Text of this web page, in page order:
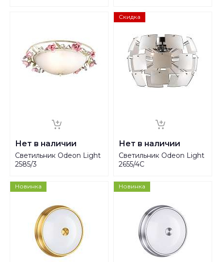
Нет в наличии
Светильник Odeon Light
2585/3
Скидка
Нет в наличии
Светильник Odeon Light
2655/4C
Новинка Новинка